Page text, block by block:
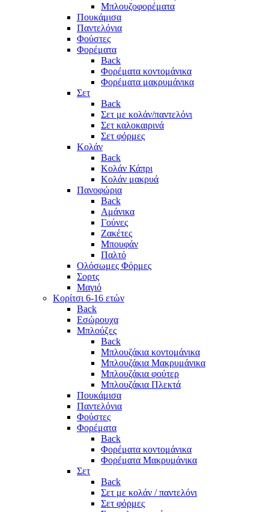
Μπλουζοφορέματα
Πουκάμισα
Παντελόνια
Φούστες
Φορέματα
Back
Φορέματα κοντομάνικα
Φορέματα μακρυμάνικα
Σετ
Back
Σετ με κολάν/παντελόνι
Σετ καλοκαιρινά
Σετ φόρμες
Κολάν
Back
Κολάν Κάπρι
Κολάν μακρυά
Πανοφώρια
Back
Αμάνικα
Γούνες
Ζακέτες
Μπουφάν
Παλτό
Ολόσωμες Φόρμες
Σορτς
Μαγιό
Κορίτσι 6-16 ετών
Back
Εσώρουχα
Μπλούζες
Back
Μπλουζάκια κοντομάνικα
Μπλουζάκια Μακρυμάνικα
Μπλουζάκια φούτερ
Μπλουζάκια Πλεκτά
Πουκάμισα
Παντελόνια
Φούστες
Φορέματα
Back
Φορέματα κοντομάνικα
Φορέματα Μακρυμάνικα
Σετ
Back
Σετ με κολάν / παντελόνι
Σετ φόρμες